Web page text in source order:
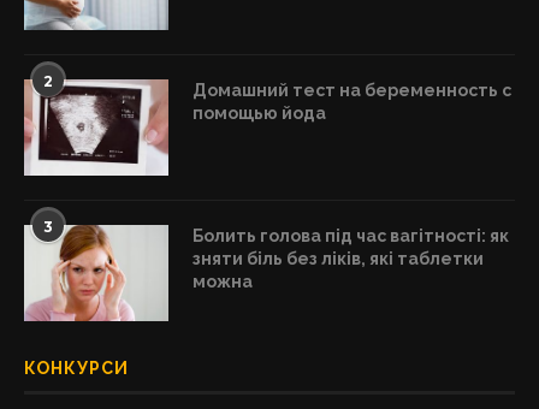
2
Домашний тест на беременность с
помощью йода
3
Болить голова під час вагітності: як
зняти біль без ліків, які таблетки
можна
КОНКУРСИ